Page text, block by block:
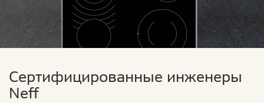
Сертифицированные инженеры
Neff